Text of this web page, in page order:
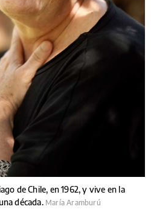
de Chile, en 1962, y vive en la
década. María Aramburú